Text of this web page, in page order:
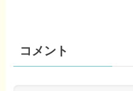
コメント